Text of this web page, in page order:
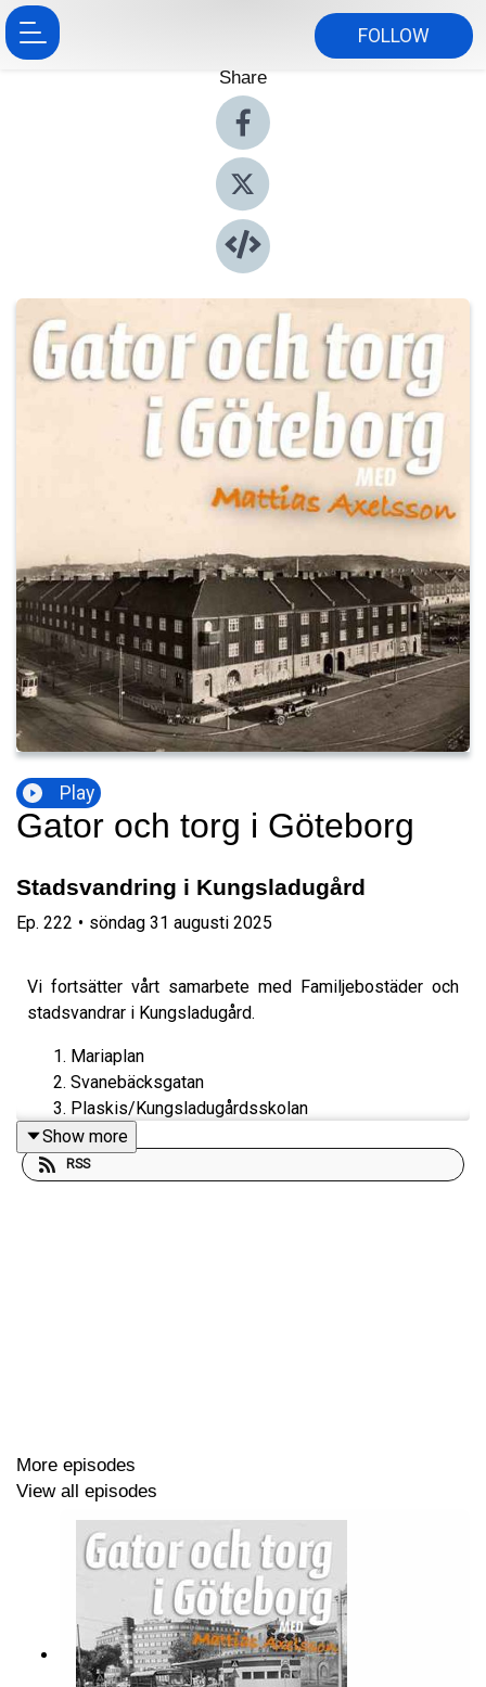
FOLLOW
Share
Play
Gator och torg i Göteborg
Stadsvandring i Kungsladugård
Ep. 222 • söndag 31 augusti 2025
Vi fortsätter vårt samarbete med Familjebostäder och
stadsvandrar i Kungsladugård.
Mariaplan
Svanebäcksgatan
Plaskis/Kungsladugårdsskolan
Silverkällan
Carnegiegatan/Engelska parken
Carnegies arbetarbostäder vid Karl Johansgatan
Show more
RSS
More episodes
View all episodes